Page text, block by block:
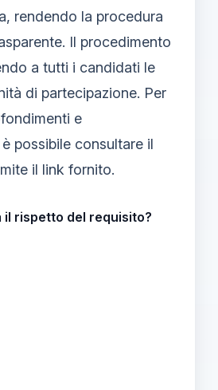
rendendo la procedura
Il procedimento
a tutti i candidati le
di partecipazione. Per
e
possibile consultare il
il link fornito.
il rispetto del requisito?